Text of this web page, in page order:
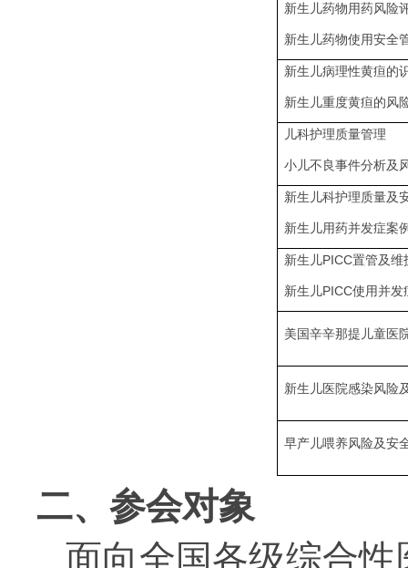
新生儿药物用药风险
新生儿药物使用安全
新生儿病理性黄疸的
新生儿重度黄疸的风
儿科护理质量管理
小儿不良事件分析及
新生儿科护理质量及
新生儿用药并发症案
新生儿PICC置管及维
新生儿PICC使用并发
美国辛辛那提儿童医
新生儿医院感染风险
早产儿喂养风险及安
二、参会对象
面向全国各级综合